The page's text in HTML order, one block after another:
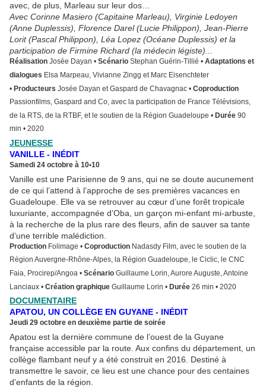
avec, de plus, Marleau sur leur dos…
Avec Corinne Masiero (Capitaine Marleau), Virginie Ledoyen
(Anne Duplessis), Florence Darel (Lucie Philippon), Jean-Pierre
Lorit (Pascal Philippon), Léa Lopez (Océane Duplessis) et la
participation de Firmine Richard (la médecin légiste)...
Réalisation Josée Dayan • Scénario Stephan Guérin-Tillié • Adaptations et
dialogues Elsa Marpeau, Vivianne Zingg et Marc Eisenchteter
• Producteurs Josée Dayan et Gaspard de Chavagnac • Coproduction
Passionfilms, Gaspard and Co, avec la participation de France Télévisions,
de la RTS, de la RTBF, et le soutien de la Région Guadeloupe • Durée 90
min • 2020
JEUNESSE
VANILLE - INÉDIT
Samedi 24 octobre à 10•10
Vanille est une Parisienne de 9 ans, qui ne se doute aucunement
de ce qui l’attend à l’approche de ses premières vacances en
Guadeloupe. Elle va se retrouver au cœur d’une forêt tropicale
luxuriante, accompagnée d’Oba, un garçon mi-enfant mi-arbuste,
à la recherche de la plus rare des fleurs, afin de sauver sa tante
d’une terrible malédiction.
Production Folimage • Coproduction Nadasdy Film, avec le soutien de la
Région Auvergne-Rhône-Alpes, la Région Guadeloupe, le Ciclic, le CNC
Faia, Procirep/Angoa • Scénario Guillaume Lorin, Aurore Auguste, Antoine
Lanciaux • Création graphique Guillaume Lorin • Durée 26 min • 2020
DOCUMENTAIRE
APATOU, UN COLLÈGE EN GUYANE - INÉDIT
Jeudi 29 octobre en deuxième partie de soirée
Apatou est la dernière commune de l’ouest de la Guyane
française accessible par la route. Aux confins du département, un
collège flambant neuf y a été construit en 2016. Destiné à
transmettre le savoir, ce lieu est une chance pour des centaines
d’enfants de la région.